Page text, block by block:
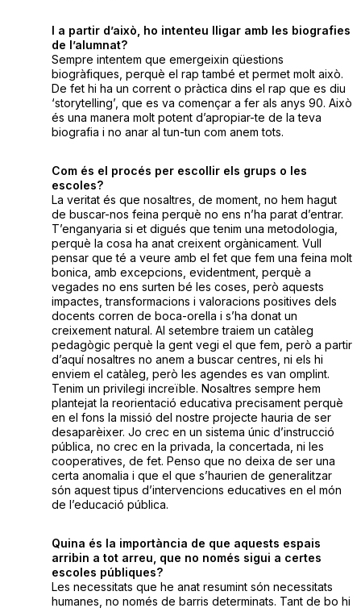
I a partir d’això, ho intenteu lligar amb les biografies
de l’alumnat?
Sempre intentem que emergeixin qüestions
biogràfiques, perquè el rap també et permet molt això.
De fet hi ha un corrent o pràctica dins el rap que es diu
‘storytelling’, que es va començar a fer als anys 90. Això
és una manera molt potent d’apropiar-te de la teva
biografia i no anar al tun-tun com anem tots.
Com és el procés per escollir els grups o les
escoles?
La veritat és que nosaltres, de moment, no hem hagut
de buscar-nos feina perquè no ens n’ha parat d’entrar.
T’enganyaria si et digués que tenim una metodologia,
perquè la cosa ha anat creixent orgànicament. Vull
pensar que té a veure amb el fet que fem una feina molt
bonica, amb excepcions, evidentment, perquè a
vegades no ens surten bé les coses, però aquests
impactes, transformacions i valoracions positives dels
docents corren de boca-orella i s’ha donat un
creixement natural. Al setembre traiem un catàleg
pedagògic perquè la gent vegi el que fem, però a partir
d’aquí nosaltres no anem a buscar centres, ni els hi
enviem el catàleg, però les agendes es van omplint.
Tenim un privilegi increïble. Nosaltres sempre hem
plantejat la reorientació educativa precisament perquè
en el fons la missió del nostre projecte hauria de ser
desaparèixer. Jo crec en un sistema únic d’instrucció
pública, no crec en la privada, la concertada, ni les
cooperatives, de fet. Penso que no deixa de ser una
certa anomalia i que el que s’haurien de generalitzar
són aquest tipus d’intervencions educatives en el món
de l’educació pública.
Quina és la importància de que aquests espais
arribin a tot arreu, que no només sigui a certes
escoles públiques?
Les necessitats que he anat resumint són necessitats
humanes, no només de barris determinats. Tant de bo hi